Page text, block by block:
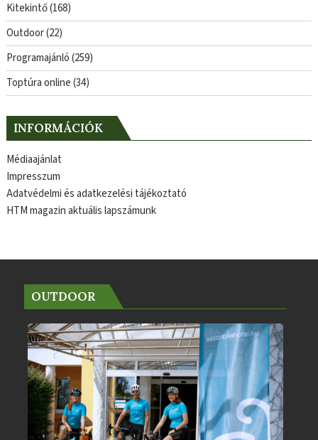
Kitekintő(168)
Outdoor(22)
Programajánló(259)
Toptúra online(34)
INFORMÁCIÓK
Médiaajánlat
Impresszum
Adatvédelmi és adatkezelési tájékoztató
HTM magazin aktuális lapszámunk
OUTDOOR